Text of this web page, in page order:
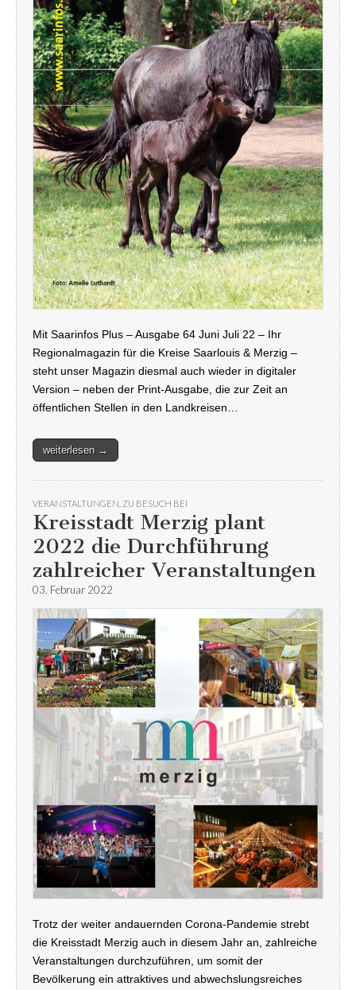
Mit Saarinfos Plus – Ausgabe 64 Juni Juli 22 – Ihr
Regionalmagazin für die Kreise Saarlouis & Merzig –
steht unser Magazin diesmal auch wieder in digitaler
Version – neben der Print-Ausgabe, die zur Zeit an
öffentlichen Stellen in den Landkreisen…
weiterlesen →
VERANSTALTUNGEN ZU BESUCH BEI
Kreisstadt Merzig plant
2022 die Durchführung
zahlreicher Veranstaltungen
03. Februar 2022
Trotz der weiter andauernden Corona-Pandemie strebt
die Kreisstadt Merzig auch in diesem Jahr an, zahlreiche
Veranstaltungen durchzuführen, um somit der
Bevölkerung ein attraktives und abwechslungsreiches